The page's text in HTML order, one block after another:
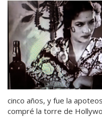
cinco años, y fue la
compré la torre de